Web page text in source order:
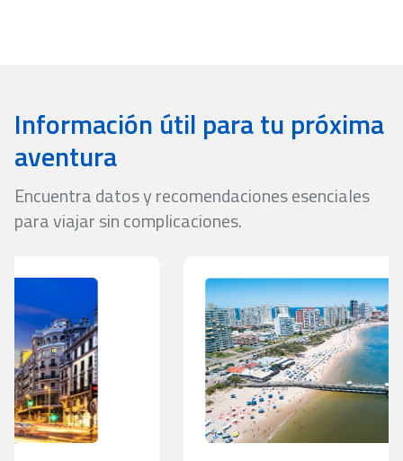
Información útil para tu próxima
aventura
Encuentra datos y recomendaciones esenciales
para viajar sin complicaciones.